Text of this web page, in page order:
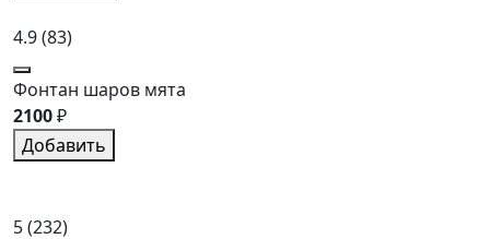
4.9(83)
Фонтан шаров мята
2100₽
Добавить
5(232)